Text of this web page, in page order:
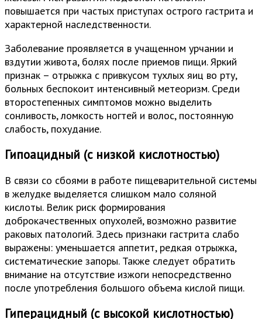
повышается при частых приступах острого гастрита и
характерной наследственности.
Заболевание проявляется в учащенном урчании и
вздутии живота, болях после приемов пищи. Яркий
признак – отрыжка с привкусом тухлых яиц во рту,
больных беспокоит интенсивный метеоризм. Среди
второстепенных симптомов можно выделить
сонливость, ломкость ногтей и волос, постоянную
слабость, похудание.
Гипоацидный (с низкой кислотностью)
В связи со сбоями в работе пищеварительной системы
в желудке выделяется слишком мало соляной
кислоты. Велик риск формирования
доброкачественных опухолей, возможно развитие
раковых патологий. Здесь признаки гастрита слабо
выражены: уменьшается аппетит, редкая отрыжка,
систематические запоры. Также следует обратить
внимание на отсутствие изжоги непосредственно
после употребления большого объема кислой пищи.
Гиперацидный (с высокой кислотностью)